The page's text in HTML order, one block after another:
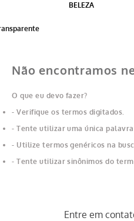
BELEZA
Não encontramos
O que eu devo fazer?
Verifique os termos digitados.
Tente utilizar uma única
Utilize termos genéricos na
Tente utilizar sinônimos do
Entre em